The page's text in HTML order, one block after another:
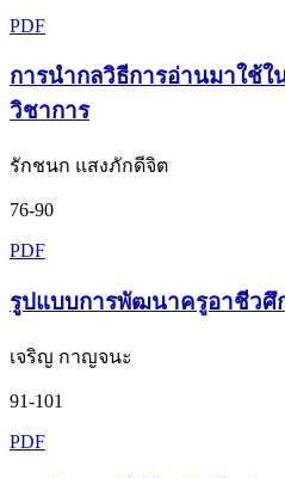
PDF
การนำกลวิธีการอ่านมาใช้ใ
วิชาการ
รักชนก แสงภักดีจิต
76-90
PDF
รูปแบบการพัฒนาครูอาชีวศึ
เจริญ กาญจนะ
91-101
PDF